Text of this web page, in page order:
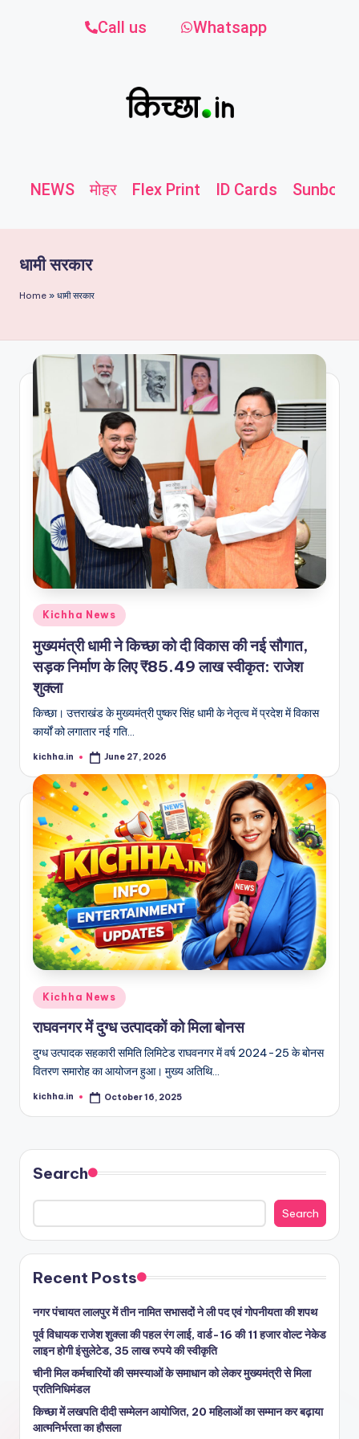
Call us Whatsapp
NEWS मोहर Flex Print ID Cards
धामी सरकार
Home » धामी सरकार
Kichha News
मुख्यमंत्री धामी ने किच्छा को दी विकास की नई सौगात,
सड़क निर्माण के लिए ₹85.49 लाख स्वीकृत: राजेश
शुक्ला
किच्छा। उत्तराखंड के मुख्यमंत्री पुष्कर सिंह धामी के नेतृत्व में प्रदेश में विकास
कार्यों को लगातार नई गति…
kichha.in June 27, 2026
Kichha News
राघवनगर में दुग्ध उत्पादकों को मिला बोनस
दुग्ध उत्पादक सहकारी समिति लिमिटेड राघवनगर में वर्ष 2024-25 के बोनस
वितरण समारोह का आयोजन हुआ। मुख्य अतिथि…
kichha.in October 16, 2025
Search
Search
Recent Posts
नगर पंचायत लालपुर में तीन नामित सभासदों ने ली पद एवं गोपनीयता की शपथ
पूर्व विधायक राजेश शुक्ला की पहल रंग लाई, वार्ड-16 की 11 हजार वोल्ट नेकेड
लाइन होगी इंसुलेटेड, 35 लाख रुपये की स्वीकृति
चीनी मिल कर्मचारियों की समस्याओं के समाधान को लेकर मुख्यमंत्री से मिला
प्रतिनिधिमंडल
किच्छा में लखपति दीदी सम्मेलन आयोजित, 20 महिलाओं का सम्मान कर बढ़ाया
आत्मनिर्भरता का हौसला